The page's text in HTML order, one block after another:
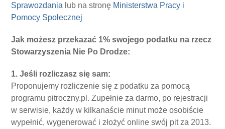
Sprawozdania lub na stronę Ministerstwa Pracy i
Pomocy Społecznej
Jak możesz przekazać 1% swojego podatku na rzecz
Stowarzyszenia Nie Po Drodze:
1. Jeśli rozliczasz się sam:
Proponujemy rozliczenie się z podatku za pomocą
programu pitroczny.pl. Zupełnie za darmo, po rejestracji
w serwisie, każdy w kilkanaście minut może osobiście
wypełnić, wygenerować i złożyć online swój pit za 2013.